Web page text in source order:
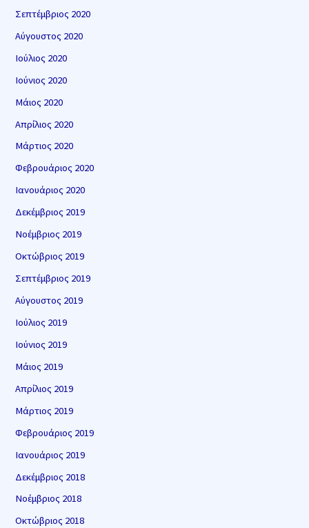
Σεπτέμβριος 2020
Αύγουστος 2020
Ιούλιος 2020
Ιούνιος 2020
Μάιος 2020
Απρίλιος 2020
Μάρτιος 2020
Φεβρουάριος 2020
Ιανουάριος 2020
Δεκέμβριος 2019
Νοέμβριος 2019
Οκτώβριος 2019
Σεπτέμβριος 2019
Αύγουστος 2019
Ιούλιος 2019
Ιούνιος 2019
Μάιος 2019
Απρίλιος 2019
Μάρτιος 2019
Φεβρουάριος 2019
Ιανουάριος 2019
Δεκέμβριος 2018
Νοέμβριος 2018
Οκτώβριος 2018